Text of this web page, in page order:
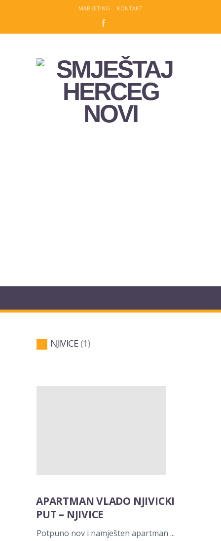
MARKETING KONTAKT
NJIVICE 1
APARTMAN VLADO NJIVICKI
PUT – NJIVICE
Potpuno nov i namješten apartman ...